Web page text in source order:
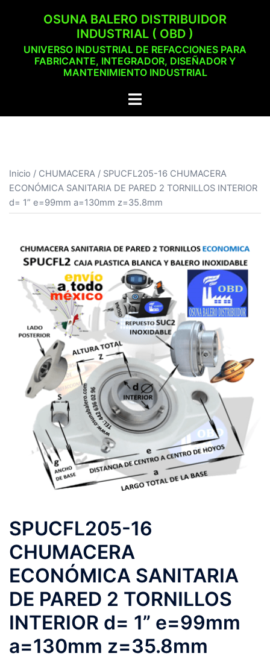
OSUNA BALERO DISTRIBUIDOR
INDUSTRIAL ( OBD )
UNIVERSO INDUSTRIAL DE REFACCIONES PARA
FABRICANTE, INTEGRADOR, DISEÑADOR Y
MANTENIMIENTO INDUSTRIAL
Alternar
Inicio / CHUMACERA / SPUCFL205-16 CHUMACERA
ECONÓMICA SANITARIA DE PARED 2 TORNILLOS INTERIOR
d= 1” e=99mm a=130mm z=35.8mm
SPUCFL205-16
CHUMACERA
ECONÓMICA SANITARIA
DE PARED 2 TORNILLOS
INTERIOR d= 1” e=99mm
a=130mm z=35.8mm